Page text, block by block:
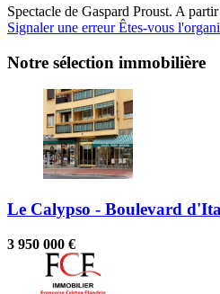
Spectacle de Gaspard Proust. A
Signaler une erreurÊtes-vous
Notre sélection immobilière
Le Calypso - Boulevard
3 950 000 €